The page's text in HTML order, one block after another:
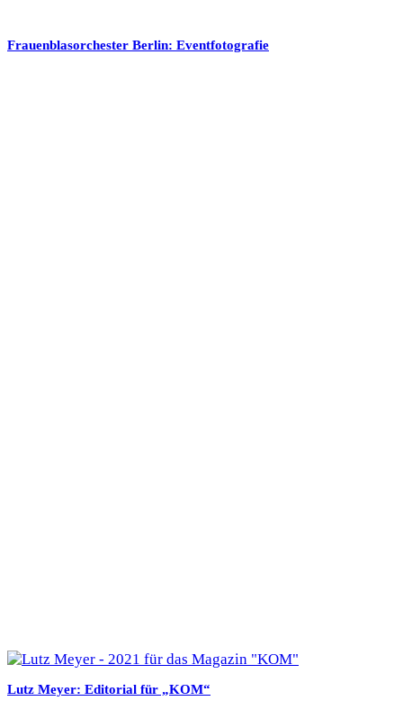
Frauenblasorchester Berlin: Eventfotografie
Lutz Meyer: Editorial für „KOM“